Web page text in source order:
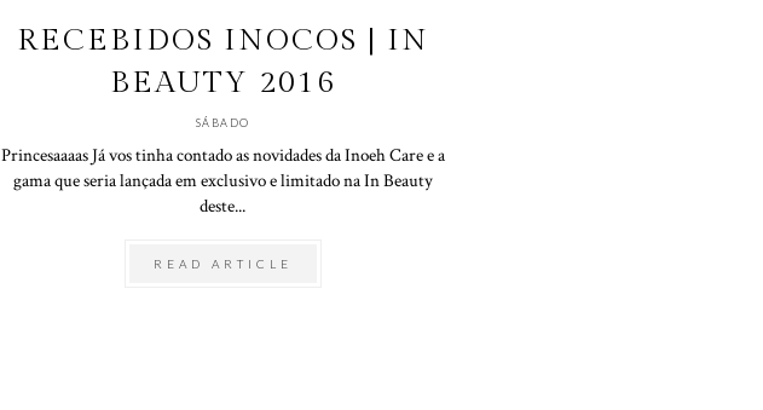
RECEBIDOS INOCOS | IN
BEAUTY 2016
SÁBADO
Princesaaaas Já vos tinha contado as novidades da Inoeh Care e a
gama que seria lançada em exclusivo e limitado na In Beauty
deste...
READ ARTICLE